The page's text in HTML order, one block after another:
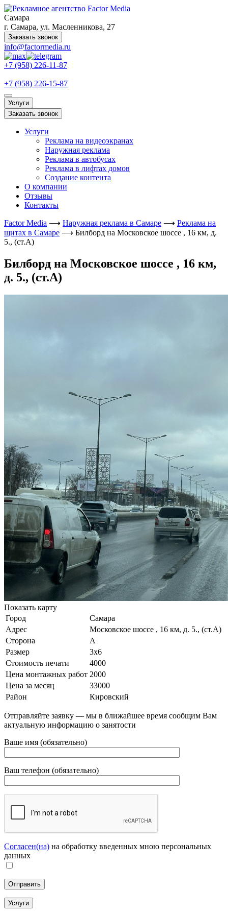
Самара
г. Самара, ул. Масленникова, 27
Заказать звонок
info@factormedia.ru
+7 (958) 226-11-87
+7 (958) 226-15-87
Услуги
Заказать звонок
Услуги
Реклама на видеоэкранах
Наружная реклама
Реклама в автобусах
Реклама в лифтах домов
Создание контента
О компании
Отзывы
Контакты
Factor Media ⟶ Наружная реклама в Самаре ⟶ Реклама на
щитах в Самаре ⟶ Билборд на Московское шоссе , 16 км, д.
5., (ст.А)
Билборд на Московское шоссе , 16 км,
д. 5., (ст.А)
Показать карту
Город
Самара
Адрес
Московское шоссе , 16 км, д. 5., (ст.А)
Сторона
A
Размер
3х6
Стоимость печати
4000
Цена монтажных работ 2000
Цена за месяц
33000
Район
Кировский
Отправляйте заявку — мы в ближайшее время сообщим Вам
актуальную информацию о занятости
Ваше имя (обязательно)
Ваш телефон (обязательно)
Согласен(на) на обработку введенных мною персональных
данных
Услуги